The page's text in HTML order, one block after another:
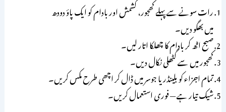
رات سونے سے پہلے کھجور، کشمش اور بادام کو ایک پاؤ دودھ
میں بھگو دیں۔
صبح اٹھ کر بادام کا چھلکا اتار لیں۔
کھجور میں سے گٹھلی نکال دیں۔
تمام اجزاء کو بلینڈر یا جوسر میں ڈال کر اچھی طرح مکس کریں۔
شیک تیار ہے — فوری استعمال کریں۔